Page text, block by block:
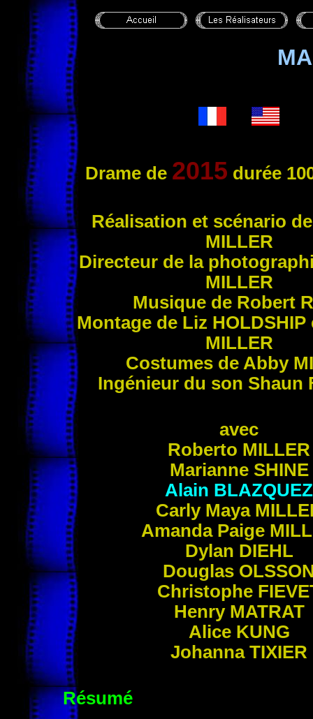
Drame de 2015 durée
Réalisation et scénario
MILLER
Directeur de la
MILLER
Musique de Robert
Montage de Liz HOLDSHIP
MILLER
Costumes de Abby
Ingénieur du son Shaun
avec
Roberto MILLER
Marianne SHINE
Alain BLAZQUEZ
Carly Maya
Amanda Paige
Dylan DIEHL
Douglas
Christophe
Henry MATRAT
Alice KUNG
Johanna TIXIER
Résumé